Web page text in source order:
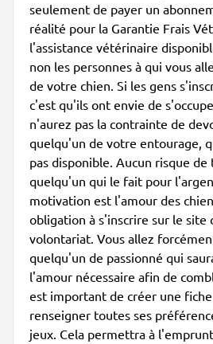
seulement de payer un
réalité pour la Garantie Frais
l'assistance vétérinaire
non les personnes à qui vous
de votre chien. Si les gens
c'est qu'ils ont envie de
n'aurez pas la contrainte de
quelqu'un de votre entourage,
pas disponible. Aucun risque
quelqu'un qui le fait pour
motivation est l'amour des
obligation à s'inscrire sur le site
volontariat. Vous allez
quelqu'un de passionné qui
l'amour nécessaire afin de
est important de créer une
renseigner toutes ses
jeux. Cela permettra à